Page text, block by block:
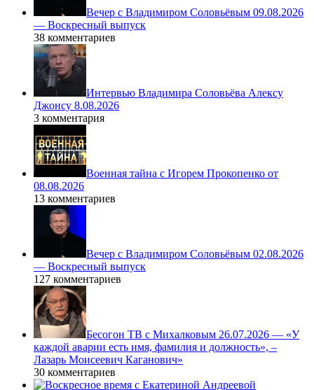
Вечер с Владимиром Соловьёвым 09.08.2026
— Воскресный выпуск
38 комментариев
Интервью Владимира Соловьёва Алексу
Джонсу 8.08.2026
3 комментария
Военная тайна с Игорем Прокопенко от
08.08.2026
13 комментариев
Вечер с Владимиром Соловьёвым 02.08.2026
— Воскресный выпуск
127 комментариев
Бесогон ТВ с Михалковым 26.07.2026 — «У
каждой аварии есть имя, фамилия и должность», –
Лазарь Моисеевич Каганович»
30 комментариев